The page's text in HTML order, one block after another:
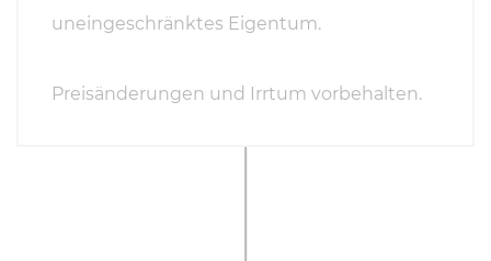
uneingeschränktes Eigentum.
Preisänderungen und Irrtum vorbehalten.